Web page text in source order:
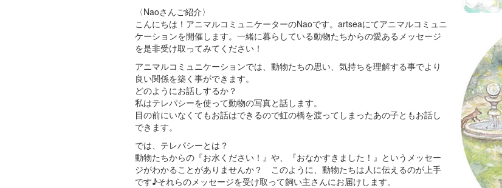
〈Naoさんご紹介〉
こんにちは！アニマルコミュニケーターのNaoです。artseaにてアニマルコミュニ
ケーションを開催します。一緒に暮らしている動物たちからの愛あるメッセージ
を是非受け取ってみてください！
アニマルコミュニケーションでは、動物たちの思い、気持ちを理解する事でより
良い関係を築く事ができます。
どのようにお話しするか？
私はテレパシーを使って動物の写真と話します。
目の前にいなくてもお話はできるので虹の橋を渡ってしまったあの子ともお話し
できます。
では、テレパシーとは？
動物たちからの『お水ください！』や、『おなかすきました！』というメッセー
ジがわかることがありませんか？ このように、動物たちは人に伝えるのが上手
です♪それらのメッセージを受け取って飼い主さんにお届けします。